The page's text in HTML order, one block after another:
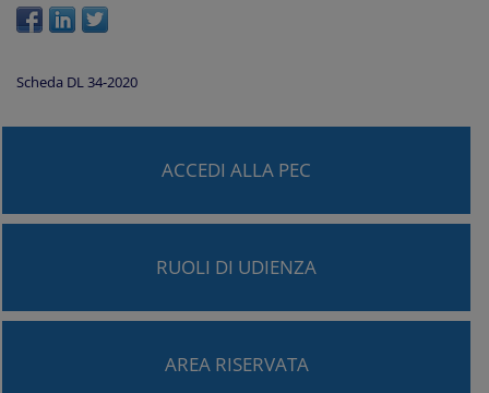
Scheda DL 34-2020
ACCEDI ALLA PEC
RUOLI DI UDIENZA
AREA RISERVATA